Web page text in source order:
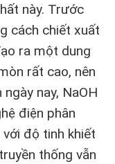
này. Trước
cách chiết xuất
ra một dung
rất cao, nên
nay, NaOH
điện phân
độ tinh khiết
thống vẫn